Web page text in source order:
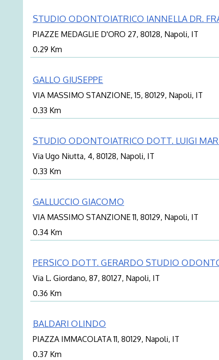
STUDIO ODONTOIATRICO IANNELLA DR.
PIAZZE MEDAGLIE D'ORO 27, 80128, Napoli, IT
0.29 Km
GALLO GIUSEPPE
VIA MASSIMO STANZIONE, 15, 80129, Napoli, IT
0.33 Km
STUDIO ODONTOIATRICO DOTT. LUIGI
Via Ugo Niutta, 4, 80128, Napoli, IT
0.33 Km
GALLUCCIO GIACOMO
VIA MASSIMO STANZIONE 11, 80129, Napoli, IT
0.34 Km
PERSICO DOTT. GERARDO STUDIO
Via L. Giordano, 87, 80127, Napoli, IT
0.36 Km
BALDARI OLINDO
PIAZZA IMMACOLATA 11, 80129, Napoli, IT
0.37 Km